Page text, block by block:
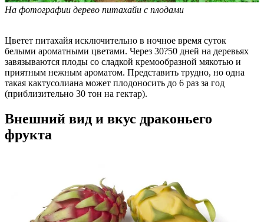
На фотографии дерево питахайи с плодами
Цветет питахайя исключительно в ночное время суток
белыми ароматными цветами. Через 30?50 дней на деревьях
завязываются плоды со сладкой кремообразной мякотью и
приятным нежным ароматом. Представить трудно, но одна
такая кактусолиана может плодоносить до 6 раз за год
(приблизительно 30 тон на гектар).
Внешний вид и вкус драконьего
фрукта